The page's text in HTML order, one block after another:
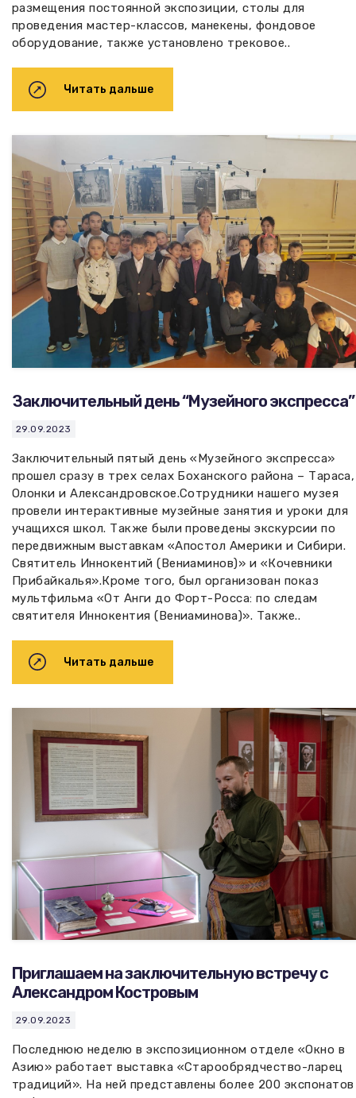
размещения постоянной экспозиции, столы для
проведения мастер-классов, манекены, фондовое
оборудование, также установлено трековое..
Читать дальше
Заключительный день “Музейного экспресса”
29.09.2023
Заключительный пятый день «Музейного экспресса»
прошел сразу в трех селах Боханского района – Тараса,
Олонки и Александровское.Сотрудники нашего музея
провели интерактивные музейные занятия и уроки для
учащихся школ. Также были проведены экскурсии по
передвижным выставкам «Апостол Америки и Сибири.
Святитель Иннокентий (Вениаминов)» и «Кочевники
Прибайкалья».Кроме того, был организован показ
мультфильма «От Анги до Форт-Росса: по следам
святителя Иннокентия (Вениаминова)». Также..
Читать дальше
Приглашаем на заключительную встречу с
Александром Костровым
29.09.2023
Последнюю неделю в экспозиционном отделе «Окно в
Азию» работает выставка «Старообрядчество-ларец
традиций». На ней представлены более 200 экспонатов